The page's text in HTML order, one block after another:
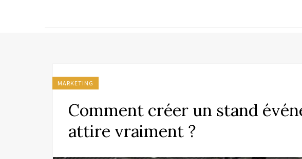
MARKETING
Comment créer un stand
attire vraiment ?